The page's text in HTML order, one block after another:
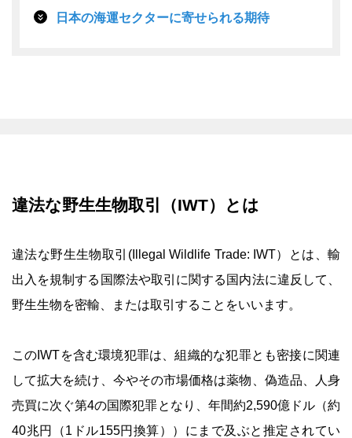
日本の海運セクターに寄せられる期待
違法な野生生物取引（IWT）とは
違法な野生生物取引(Illegal Wildlife Trade: IWT）とは、輸
出入を規制する国際法や取引に関する国内法に違反して、
野生生物を密輸、または取引することをいいます。
このIWTを含む環境犯罪は、組織的な犯罪とも密接に関連
して拡大を続け、今やその市場価格は薬物、偽造品、人身
売買に次ぐ第4の国際犯罪となり、年間約2,590億ドル（約
40兆円（1ドル155円換算））にまで及ぶと推定されてい